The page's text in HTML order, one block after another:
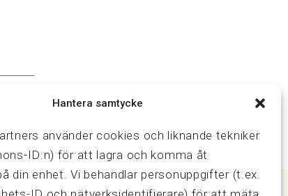
Hantera samtycke
använder cookies och liknande tekniker
ID:n) för att lagra och komma åt
din enhet. Vi behandlar personuppgifter (t.ex.